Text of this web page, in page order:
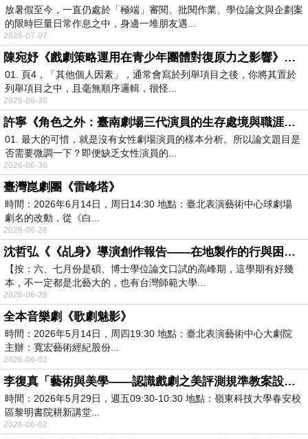
放暑假至今，一直仍處於「極端」審閱、批閱作業、學位論文與企劃案
的限時巨量日常作息之中，身邊一堆朋友遇...
2026-07-07
陳宛妤《戲劇策略運用在青少年團體對復原力之影響》閱讀筆記
01. 頁4，「其他個人因素」，通常會寫於列舉項目之後，你將其置於
列舉項目之中，且毫無順序邏輯，很怪...
2026-06-30
許寧《角色之外：臺南劇場三代演員的生存處境與職涯樣態》（1987-2019）閱讀筆記
01. 最大的可惜，就是沒有女性劇場演員的樣本分析。所以論文題目是
否需要微調一下？即便缺乏女性演員的...
2026-06-30
臺灣崑劇團《雷峰塔》
時間：2026年6月14日，周日14:30 地點：臺北表演藝術中心球劇場
劇名的改動，從《白...
2026-06-28
沈哲弘《《乩身》導演創作報告——在地製作的行與困》閱讀筆記
【按：六、七月份是碩、博士學位論文口試的高峰期，這學期有好幾
本，不一定都是北藝大的，也有台灣師範大學...
2026-06-28
全本音樂劇《歌劇魅影》
時間：2026年5月14日，周四19:30 地點：臺北表演藝術中心大劇院
主辦：寬宏藝術經紀股份...
2026-06-02
李復真「藝術與美學——認識戲劇之美評測規準教案設計」回饋意見
時間：2026年5月29日，週五09:30-10:30 地點：嶺東科技大學春安校
區黎明書院耕新講堂...
2026-06-02